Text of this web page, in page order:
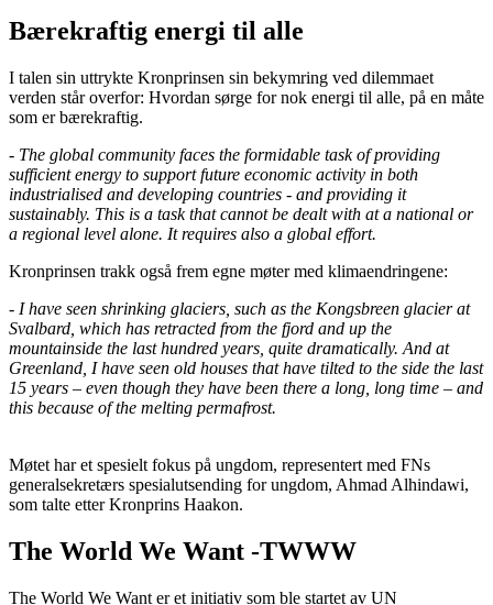
Bærekraftig energi til alle
I talen sin uttrykte Kronprinsen sin bekymring ved dilemmaet
verden står overfor: Hvordan sørge for nok energi til alle, på en måte
som er bærekraftig.
- The global community faces the formidable task of providing
sufficient energy to support future economic activity in both
industrialised and developing countries - and providing it
sustainably. This is a task that cannot be dealt with at a national or
a regional level alone. It requires also a global effort.
Kronprinsen trakk også frem egne møter med klimaendringene:
- I have seen shrinking glaciers, such as the Kongsbreen glacier at
Svalbard, which has retracted from the fjord and up the
mountainside the last hundred years, quite dramatically. And at
Greenland, I have seen old houses that have tilted to the side the last
15 years – even though they have been there a long, long time – and
this because of the melting permafrost.
Møtet har et spesielt fokus på ungdom, representert med FNs
generalsekretærs spesialutsending for ungdom, Ahmad Alhindawi,
som talte etter Kronprins Haakon.
The World We Want -TWWW
The World We Want er et initiativ som ble startet av UN